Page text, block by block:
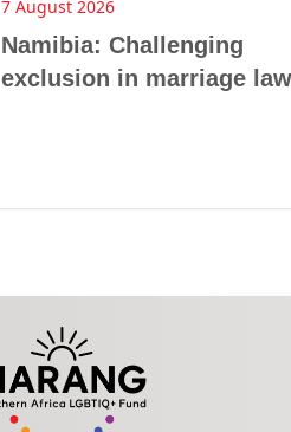
7 August 2026
Namibia: Challenging
exclusion in marriage law